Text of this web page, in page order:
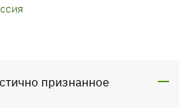
признанное